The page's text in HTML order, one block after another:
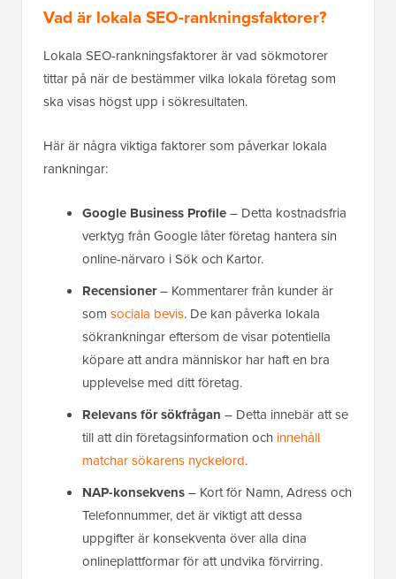
Vad är lokala SEO-rankningsfaktorer?
Lokala SEO-rankningsfaktorer är vad sökmotorer
tittar på när de bestämmer vilka lokala företag som
ska visas högst upp i sökresultaten.
Här är några viktiga faktorer som påverkar lokala
rankningar:
Google Business Profile– Detta kostnadsfria
verktyg från Google låter företag hantera sin
online-närvaro i Sök och Kartor.
Recensioner– Kommentarer från kunder är
som sociala bevis. De kan påverka lokala
sökrankningar eftersom de visar potentiella
köpare att andra människor har haft en bra
upplevelse med ditt företag.
Relevans för sökfrågan – Detta innebär att se
till att din företagsinformation och innehåll
matchar sökarens nyckelord.
NAP-konsekvens– Kort för Namn, Adress och
Telefonnummer, det är viktigt att dessa
uppgifter är konsekventa över alla dina
onlineplattformar för att undvika förvirring.